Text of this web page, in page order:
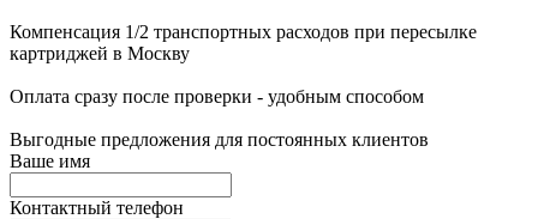
Компенсация 1/2 транспортных расходов при пересылке
картриджей в Москву
Оплата сразу после проверки - удобным способом
Выгодные предложения для постоянных клиентов
Ваше имя
Контактный телефон